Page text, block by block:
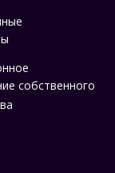
собственного